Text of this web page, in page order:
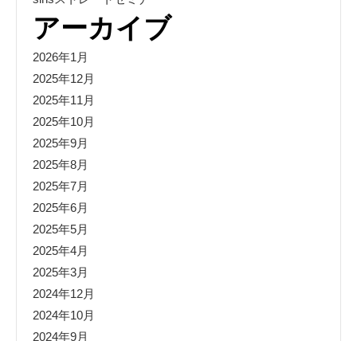
アーカイブ
2026年1月
2025年12月
2025年11月
2025年10月
2025年9月
2025年8月
2025年7月
2025年6月
2025年5月
2025年4月
2025年3月
2024年12月
2024年10月
2024年9月